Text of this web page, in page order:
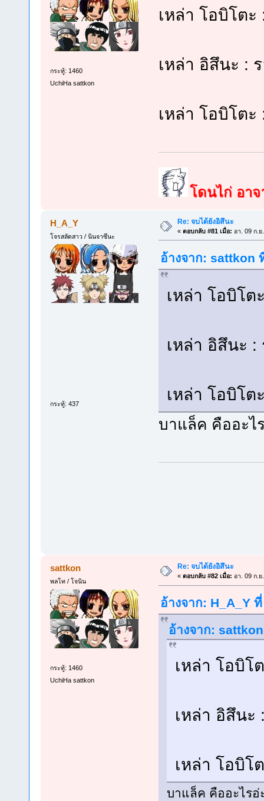
กระทู้: 1460
UchiHa sattkon
เหล่า โอบิโต
เหล่า อิสึนะ :
เหล่า โอบิโต
โดนไก่ อา
H_A_Y
โจรสลัดสาว / นินจาซึนะ
กระทู้: 437
Re: จบได้ยังอิสึนะ
« ตอบกลับ #81 เมื่อ: อา. 09 ก.ย
อ้างจาก: sattkon
เหล่า โอบิโ
เหล่า อิสึนะ
เหล่า โอบิโต
บาแล็ค คืออะไ
sattkon
พลโท / โจนิน
กระทู้: 1460
UchiHa sattkon
Re: จบได้ยังอิสึนะ
« ตอบกลับ #82 เมื่อ: อา. 09 ก.ย
อ้างจาก: H_A_Y
อ้างจาก:
เหล่า โอบิ
เหล่า อิสึน
เหล่า โอบิโ
บาแล็ค คืออะไรอ่